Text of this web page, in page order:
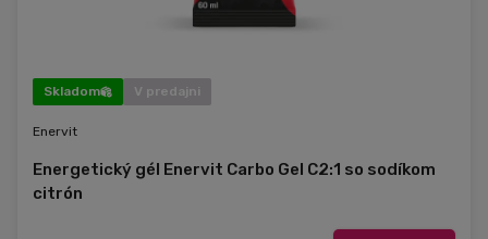
Skladom V predajni
Enervit
Energetický gél Enervit Carbo Gel C2:1 so sodíkom
citrón